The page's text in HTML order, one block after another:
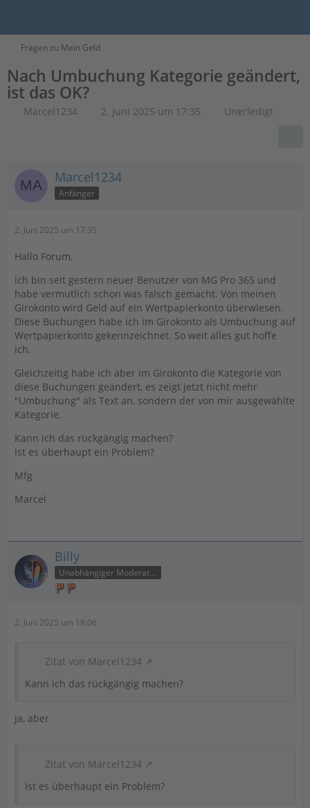
Fragen zu Mein Geld
Nach Umbuchung Kategorie geändert,
ist das OK?
Marcel1234 2. Juni 2025 um 17:35 Unerledigt
Marcel1234
Anfänger
2. Juni 2025 um 17:35
Hallo Forum,
ich bin seit gestern neuer Benutzer von MG Pro 365 und
habe vermutlich schon was falsch gemacht. Von meinen
Girokonto wird Geld auf ein Wertpapierkonto überwiesen.
Diese Buchungen habe ich im Girokonto als Umbuchung auf
Wertpapierkonto gekennzeichnet. So weit alles gut hoffe
ich.
Gleichzeitig habe ich aber im Girokonto die Kategorie von
diese Buchungen geändert, es zeigt jetzt nicht mehr
"Umbuchung" als Text an, sondern der von mir ausgewählte
Kategorie.
Kann ich das rückgängig machen?
Ist es überhaupt ein Problem?
Mfg
Marcel
Billy
Unabhängiger Moderator
2. Juni 2025 um 18:06
Zitat von Marcel1234
Kann ich das rückgängig machen?
Ja, aber
Zitat von Marcel1234
Ist es überhaupt ein Problem?